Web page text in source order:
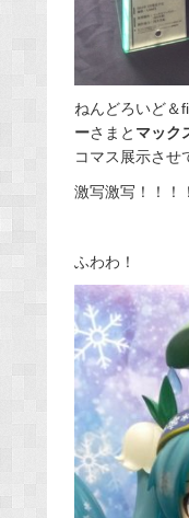
ねんどろいど＆
ーさまと マック
コマス展示させ
激写激写！！！
ふわわ！